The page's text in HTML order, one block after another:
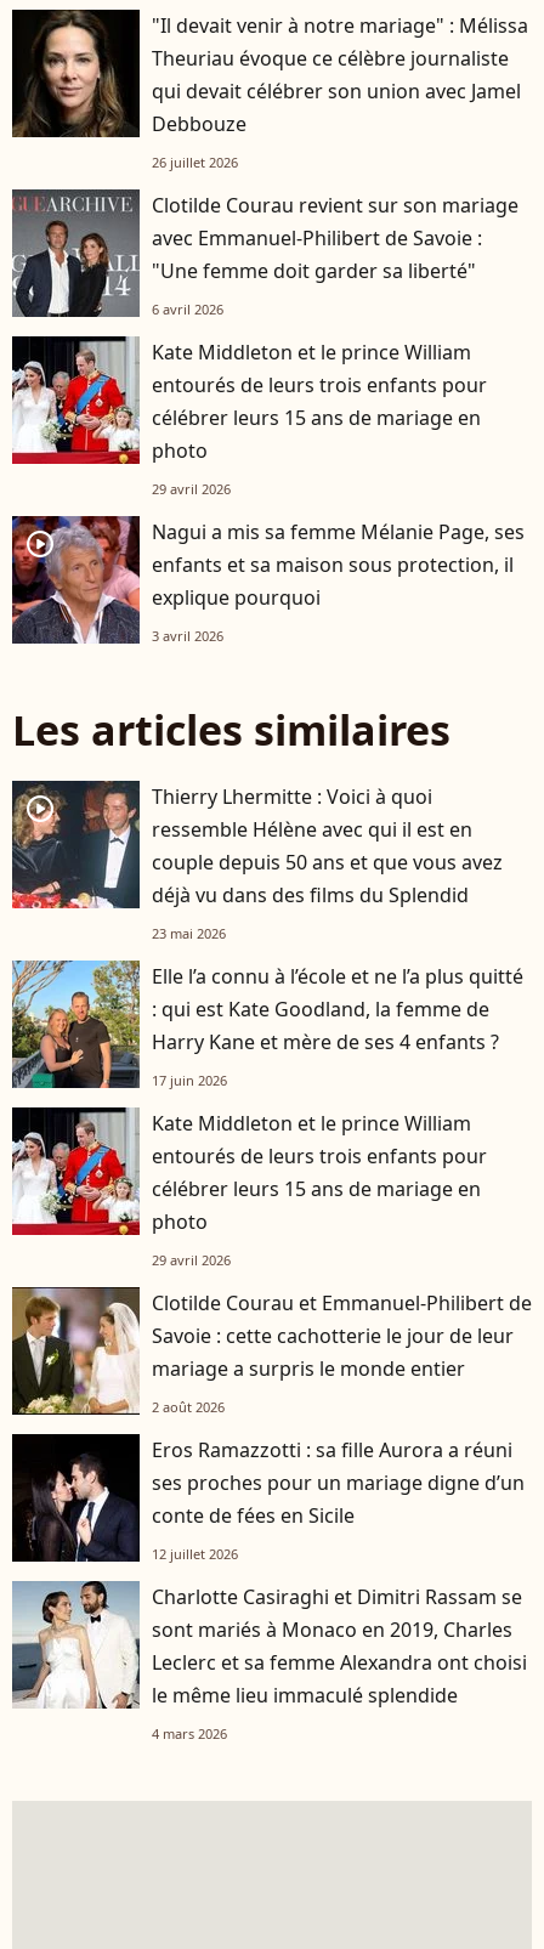
"Il devait venir à notre mariage" : Mélissa
Theuriau évoque ce célèbre journaliste
qui devait célébrer son union avec Jamel
Debbouze
26 juillet 2026
Clotilde Courau revient sur son mariage
avec Emmanuel-Philibert de Savoie :
"Une femme doit garder sa liberté"
6 avril 2026
Kate Middleton et le prince William
entourés de leurs trois enfants pour
célébrer leurs 15 ans de mariage en
photo
29 avril 2026
player2
Nagui a mis sa femme Mélanie Page, ses
enfants et sa maison sous protection, il
explique pourquoi
3 avril 2026
Les articles similaires
player2
Thierry Lhermitte : Voici à quoi
ressemble Hélène avec qui il est en
couple depuis 50 ans et que vous avez
déjà vu dans des films du Splendid
23 mai 2026
Elle l’a connu à l’école et ne l’a plus quitté
: qui est Kate Goodland, la femme de
Harry Kane et mère de ses 4 enfants ?
17 juin 2026
Kate Middleton et le prince William
entourés de leurs trois enfants pour
célébrer leurs 15 ans de mariage en
photo
29 avril 2026
Clotilde Courau et Emmanuel-Philibert de
Savoie : cette cachotterie le jour de leur
mariage a surpris le monde entier
2 août 2026
Eros Ramazzotti : sa fille Aurora a réuni
ses proches pour un mariage digne d’un
conte de fées en Sicile
12 juillet 2026
Charlotte Casiraghi et Dimitri Rassam se
sont mariés à Monaco en 2019, Charles
Leclerc et sa femme Alexandra ont choisi
le même lieu immaculé splendide
4 mars 2026